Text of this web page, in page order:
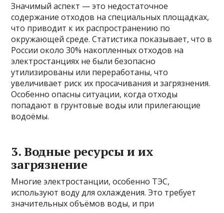
Значимый аспект — это недостаточное
содержание отходов на специальных площадках,
что приводит к их распространению по
окружающей среде. Статистика показывает, что в
России около 30% накопленных отходов на
электростанциях не были безопасно
утилизированы или переработаны, что
увеличивает риск их просачивания и загрязнения.
Особенно опасны ситуации, когда отходы
попадают в грунтовые воды или прилегающие
водоёмы.
3. Водные ресурсы и их
загрязнение
Многие электростанции, особенно ТЭС,
используют воду для охлаждения. Это требует
значительных объёмов воды, и при